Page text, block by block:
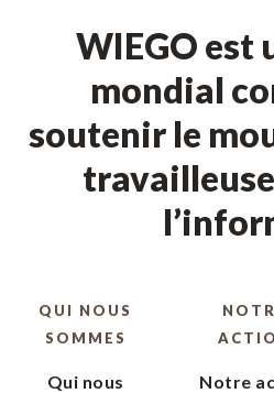
WIEGO est
mondial
soutenir le
QUI NOUS
SOMMES
Qui nous
Notre